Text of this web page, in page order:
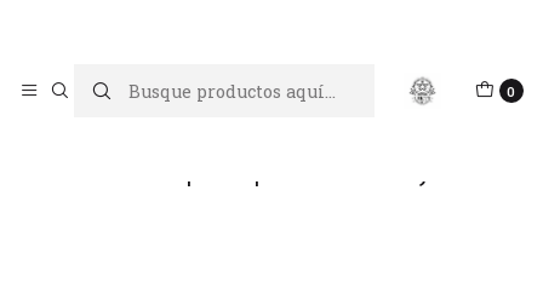
0
Inicio Blog Los trece preceptos de la brujería